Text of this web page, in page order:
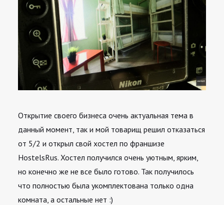
Открытие своего бизнеса очень актуальная тема в
данный момент, так и мой товарищ решил отказаться
от 5/2 и открыл свой хостел по франшизе
HostelsRus. Хостел получился очень уютным, ярким,
но конечно же не все было готово. Так получилось
что полностью была укомплектована только одна
комната, а остальные нет :)